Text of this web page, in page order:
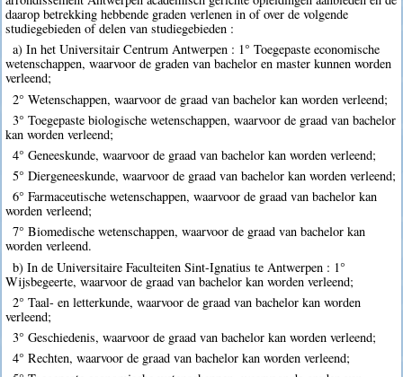
daarop betrekking hebbende graden verlenen in of over de volgende
studiegebieden of delen van studiegebieden :
a) In het Universitair Centrum Antwerpen : 1° Toegepaste economische
wetenschappen, waarvoor de graden van bachelor en master kunnen worden
verleend;
2° Wetenschappen, waarvoor de graad van bachelor kan worden verleend;
3° Toegepaste biologische wetenschappen, waarvoor de graad van bachelor
kan worden verleend;
4° Geneeskunde, waarvoor de graad van bachelor kan worden verleend;
5° Diergeneeskunde, waarvoor de graad van bachelor kan worden verleend;
6° Farmaceutische wetenschappen, waarvoor de graad van bachelor kan
worden verleend;
7° Biomedische wetenschappen, waarvoor de graad van bachelor kan
worden verleend.
b) In de Universitaire Faculteiten Sint-Ignatius te Antwerpen : 1°
Wijsbegeerte, waarvoor de graad van bachelor kan worden verleend;
2° Taal- en letterkunde, waarvoor de graad van bachelor kan worden
verleend;
3° Geschiedenis, waarvoor de graad van bachelor kan worden verleend;
4° Rechten, waarvoor de graad van bachelor kan worden verleend;